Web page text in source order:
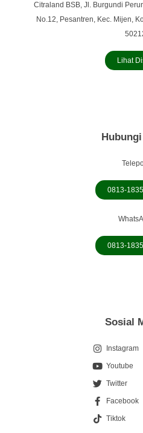
Citraland BSB, Jl. Burgundi
No.12, Pesantren, Kec. Mijen,
Lihat
0813-
0813-
Sosial
Instagram
Youtube
Twitter
Facebook
Tiktok